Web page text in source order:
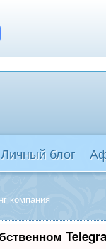
Личный блог
компания